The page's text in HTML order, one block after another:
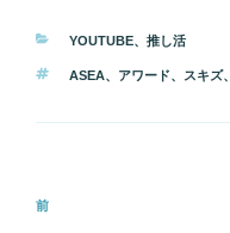
カ
ゴ
ー
YOUTUBE、 推し活
タ
ASEA、 アワード、 スキズ、
投
前
前